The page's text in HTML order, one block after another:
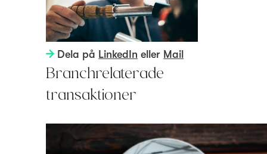
Dela på LinkedIn eller Mail
Branchrelaterade
transaktioner